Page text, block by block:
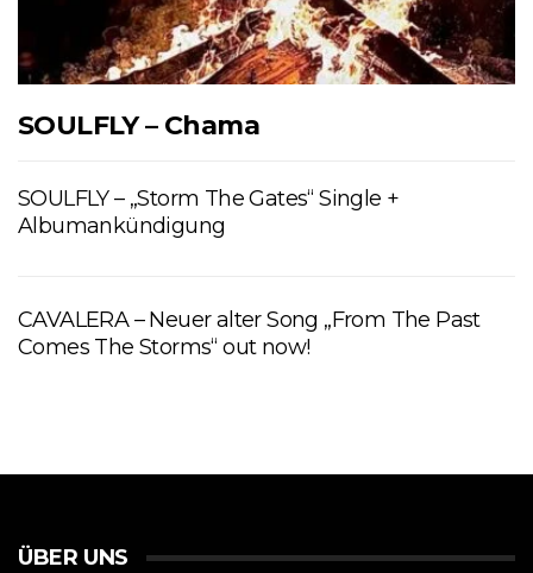
SOULFLY – Chama
SOULFLY – „Storm The Gates“ Single +
Albumankündigung
CAVALERA – Neuer alter Song „From The Past
Comes The Storms“ out now!
ÜBER UNS